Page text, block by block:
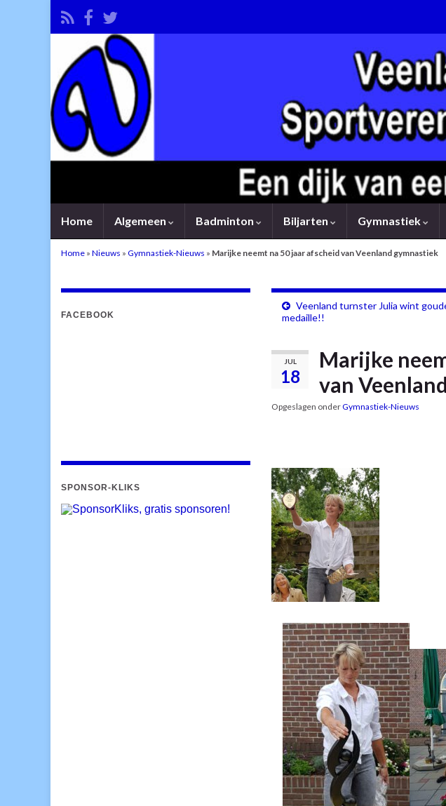
Home Algemeen Badminton Biljarten Gymnastiek
Home » Nieuws » Gymnastiek-Nieuws » Marijke neemt na 50 jaar afscheid van Veenland gymnastiek
Veenland turnster Julia wint
medaille!!
JUL
18
Marijke
van
Opgeslagen onderGymnastiek-Nieuws
FACEBOOK
SPONSOR-KLIKS